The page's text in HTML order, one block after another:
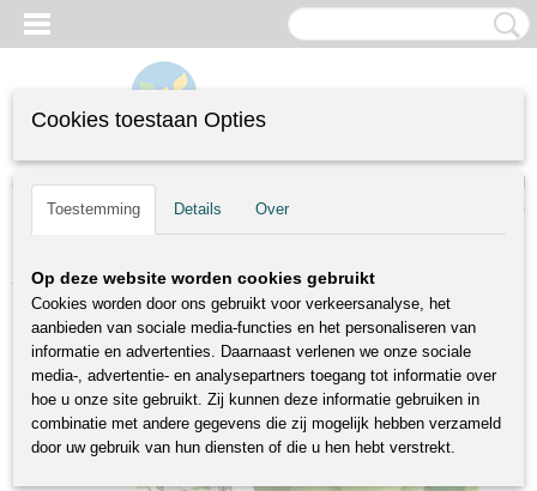
Inloggen
(0)
Home>Fruitstruiken>Grote struiken>Actinidia arguta Issai | kiwibes |
Ø 18 cm
Cookies toestaan Opties
Toestemming Details Over
Op deze website worden cookies gebruikt
Cookies worden door ons gebruikt voor verkeersanalyse, het
aanbieden van sociale media-functies en het personaliseren van
informatie en advertenties. Daarnaast verlenen we onze sociale
media-, advertentie- en analysepartners toegang tot informatie over
hoe u onze site gebruikt. Zij kunnen deze informatie gebruiken in
combinatie met andere gegevens die zij mogelijk hebben verzameld
door uw gebruik van hun diensten of die u hen hebt verstrekt.